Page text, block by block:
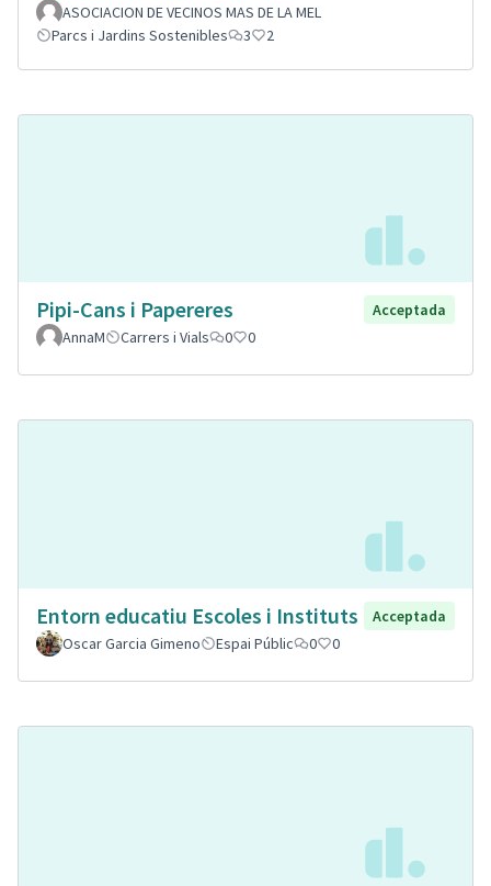
ASOCIACION DE VECINOS MAS DE LA MEL
Parcs i Jardins Sostenibles
3 2
Pipi-Cans i Papereres
Acceptada
AnnaM
Carrers i Vials 0 0
Entorn educatiu Escoles i Instituts
Acceptada
Oscar Garcia Gimeno
Espai Públic 0 0